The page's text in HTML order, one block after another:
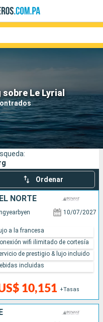
Le Lyrial
Compañías
Buscar
Ordenar
NORTE
10/07/2027
10,151 +Tasas
a la francesa
wifi ilimitado de cortesía
de prestigio & lujo incluido
incluidas